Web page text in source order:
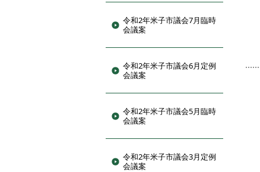
令和2年米子市議会7月臨時
会議案
令和2年米子市議会6月定例
会議案
令和2年米子市議会5月臨時
会議案
令和2年米子市議会3月定例
会議案